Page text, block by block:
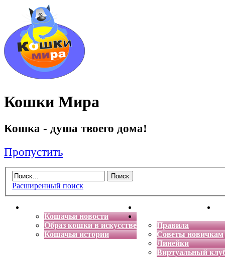
Кошки Мира
Кошка - душа твоего дома!
Пропустить
Расширенный поиск
Кошачьи новости
Образ кошки в искусстве
Кошачьи истории
Энциклопедия кошек
Правила
Советы новичкам
Линейки
Виртуальный